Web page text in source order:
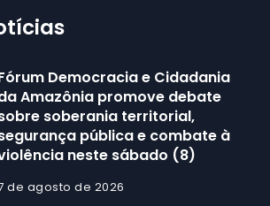
Democracia e Cidadania
Amazônia promove debate
soberania territorial,
pública e combate à
neste sábado (8)
de agosto de 2026